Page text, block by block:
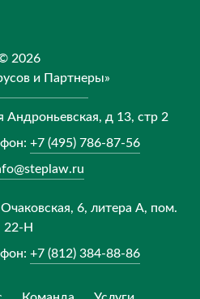
2026
и Партнеры»
Андроньевская, д 13, стр 2
+7 (495) 786-87-56
6, литера А, пом.
22-Н
+7 (812) 384-88-86